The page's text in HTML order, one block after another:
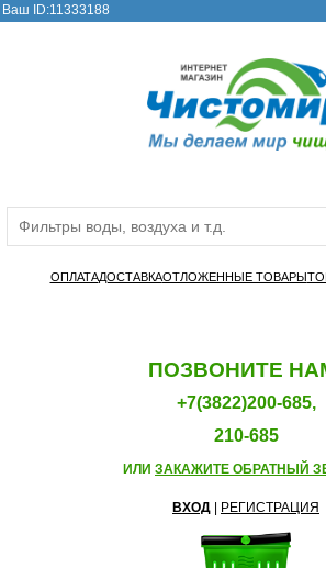
Ваш ID:11333188
ОПЛАТАДОСТАВКАОТЛОЖЕННЫЕ ТОВАРЫ
ПОЗВОНИТЕ
+7(3822)200-685,
210-685
ИЛИ ЗАКАЖИТЕ ОБРАТНЫЙ
ВХОД РЕГИСТРАЦИЯ